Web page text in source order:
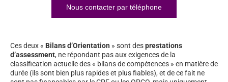
Nous contacter par téléphone
Ces deux « Bilans d’Orientation » sont desprestations
d’assessment, ne répondant pas aux exigences de la
classification actuelle des « bilans de compétences » en matière de
durée (ils sont bien plus rapides et plus fiables), et de ce fait ne